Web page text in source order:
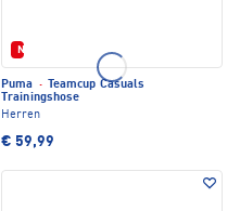
Neu
Puma ·
Teamcup Casuals
Trainingshose
Herren
€ 59,99